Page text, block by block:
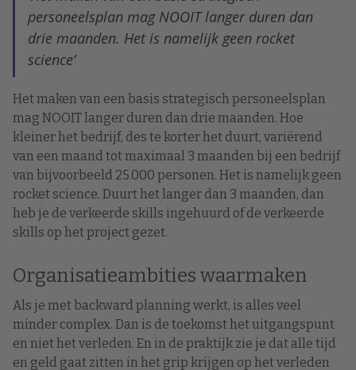
personeelsplan mag NOOIT langer duren dan
drie maanden. Het is namelijk geen rocket
science’
Het maken van een basis strategisch personeelsplan
mag NOOIT langer duren dan drie maanden. Hoe
kleiner het bedrijf, des te korter het duurt, variërend
van een maand tot maximaal 3 maanden bij een bedrijf
van bijvoorbeeld 25.000 personen. Het is namelijk geen
rocket science. Duurt het langer dan 3 maanden, dan
heb je de verkeerde skills ingehuurd of de verkeerde
skills op het project gezet.
Organisatieambities waarmaken
Als je met backward planning werkt, is alles veel
minder complex. Dan is de toekomst het uitgangspunt
en niet het verleden. En in de praktijk zie je dat alle tijd
en geld gaat zitten in het grip krijgen op het verleden